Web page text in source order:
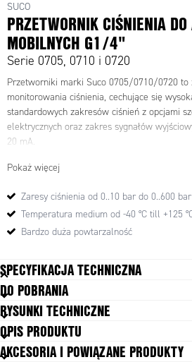
SUCO
PRZETWORNIK CIŚNIENIA
MOBILNYCH G1/4"
Serie 0705, 0710 i 0720
Przetworniki marki Suco 0705/0710/0720 to
monitorowania ciśnienia, cechujące się
standardowych zakresów ciśnień z opcjami
elektrycznych oraz zakres sygnałów
20 mA.
Pokaż więcej
Zaresy ciśnienia od 0..10 bar do 0..600 bar
Temperatura medium od -40 °C till +125
Bardzo duża powtarzalność
SPECYFIKACJA TECHNICZNA
Czas reakcji
Masa
Materiał części stykających się z
Stal
DO POBRANIA
RYSUNKI TECHNICZNE
OPIS PRODUKTU
AKCESORIA I POWIĄZANE PRODUKTY